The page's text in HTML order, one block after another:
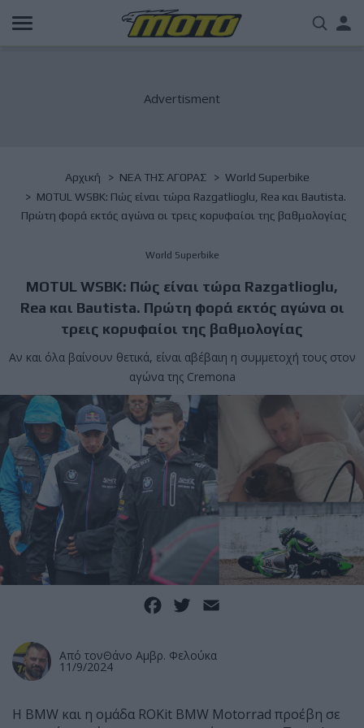
Παράκαμψη
προς
Breadcrumb
Αρχική NΕΑ ΤΗΣ ΑΓΟΡΑΣ
World Superbike
MOTUL WSBK: Πώς είναι τώρα Razgatlioglu, Rea και Bautista.
Πρώτη φορά εκτός αγώνα οι τρεις κορυφαίοι της βαθμολογίας
World Superbike
MOTUL WSBK: Πώς είναι τώρα Razgatlioglu,
Rea και Bautista. Πρώτη φορά εκτός αγώνα οι
τρεις κορυφαίοι της βαθμολογίας
Αν και όλα βαίνουν θετικά, είναι αβέβαιη η συμμετοχή τους στον
αγώνα της Cremona
Facebook
Twitter
Από τονΘάνο Αμβρ. Φελούκα
11/9/2024
Η BMW και η ομάδα ROKit BMW Motorrad προέβη σε